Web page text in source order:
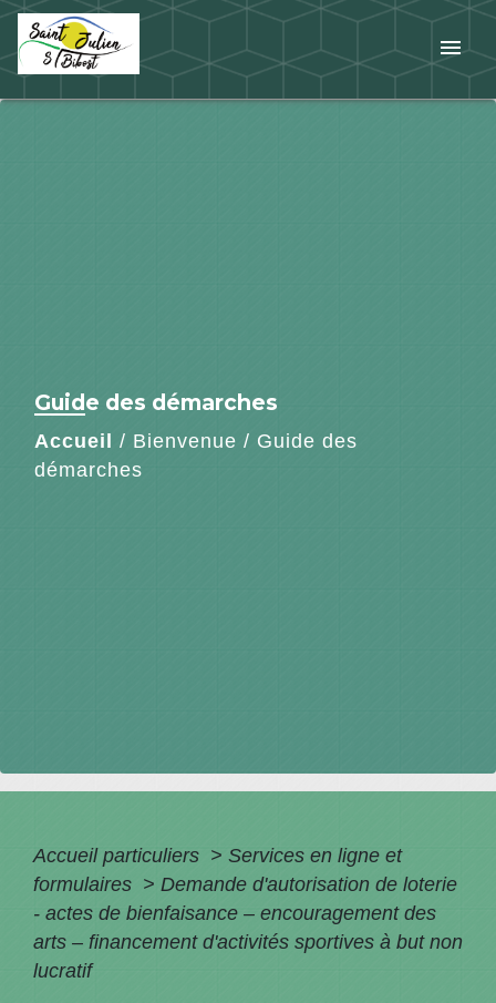
menu
Guide des démarches
Accueil / Bienvenue / Guide des
démarches
Accueil particuliers > Services en ligne et
formulaires > Demande d'autorisation de loterie
- actes de bienfaisance – encouragement des
arts – financement d'activités sportives à but non
lucratif